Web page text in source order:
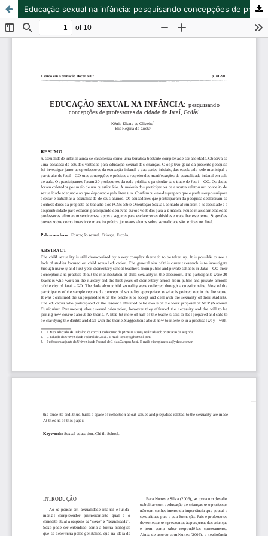
Educação sexual na infância: pesquisando concepções de professores da cidade de Jataí, Goiás